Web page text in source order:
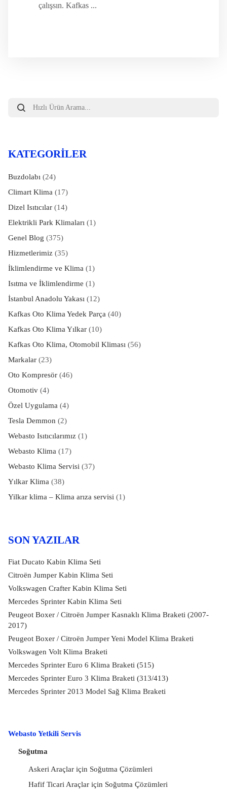
çalışsın. Kafkas ...
search
KATEGORILER
Buzdolabı (24)
Climart Klima (17)
Dizel Isıtıcılar(14)
Elektrikli Park Klimaları (1)
Genel Blog (375)
Hizmetlerimiz(35)
İklimlendirme ve Klima (1)
Isıtma ve İklimlendirme (1)
İstanbul Anadolu Yakası (12)
Kafkas Oto Klima Yedek Parça (40)
Kafkas Oto Klima Yılkar(10)
Kafkas Oto Klima, Otomobil Kliması (56)
Markalar(23)
Oto Kompresör(46)
Otomotiv(4)
Özel Uygulama (4)
Tesla Demmon (2)
Webasto Isıtıcılarımız(1)
Webasto Klima (17)
Webasto Klima Servisi (37)
Yılkar Klima (38)
Yilkar klima – Klima arıza servisi (1)
SON YAZILAR
Fiat Ducato Kabin Klima Seti
Citroën Jumper Kabin Klima Seti
Volkswagen Crafter Kabin Klima Seti
Mercedes Sprinter Kabin Klima Seti
Peugeot Boxer / Citroën Jumper Kasnaklı Klima Braketi (2007-
2017)
Peugeot Boxer / Citroën Jumper Yeni Model Klima Braketi
Volkswagen Volt Klima Braketi
Mercedes Sprinter Euro 6 Klima Braketi (515)
Mercedes Sprinter Euro 3 Klima Braketi (313/413)
Mercedes Sprinter 2013 Model Sağ Klima Braketi
Webasto Yetkili Servis
Soğutma
Askeri Araçlar için Soğutma Çözümleri
Hafif Ticari Araçlar için Soğutma Çözümleri